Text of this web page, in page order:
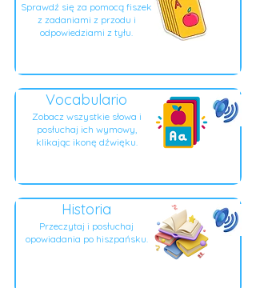
Sprawdź się za pomocą fiszek
z zadaniami z przodu i
odpowiedziami z tyłu.
Vocabulario
Zobacz wszystkie słowa i
posłuchaj ich wymowy,
klikając ikonę dźwięku.
Historia
Przeczytaj i posłuchaj
opowiadania po hiszpańsku.